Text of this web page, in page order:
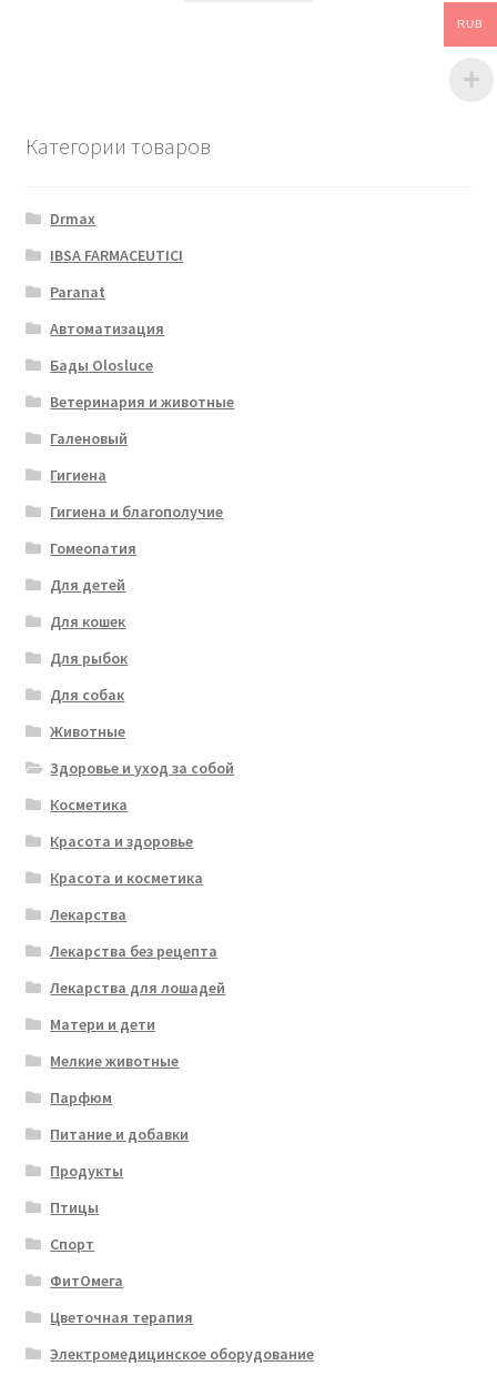
Категории товаров
Drmax
IBSA FARMACEUTICI
Paranat
Автоматизация
Бады Olosluce
Ветеринария и животные
Галеновый
Гигиена
Гигиена и благополучие
Гомеопатия
Для детей
Для кошек
Для рыбок
Для собак
Животные
Здоровье и уход за собой
Косметика
Красота и здоровье
Красота и косметика
Лекарства
Лекарства без рецепта
Лекарства для лошадей
Матери и дети
Мелкие животные
Парфюм
Питание и добавки
Продукты
Птицы
Спорт
ФитОмега
Цветочная терапия
Электромедицинское оборудование
RUB